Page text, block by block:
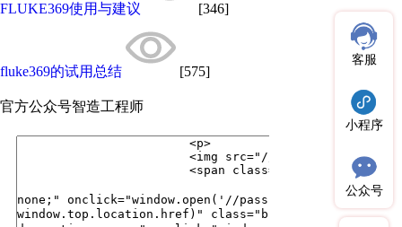
FLUKE369使用与建议 [346]
fluke369的试用总结 [575]
官方公众号智造工程师
客服
小程序
公众号